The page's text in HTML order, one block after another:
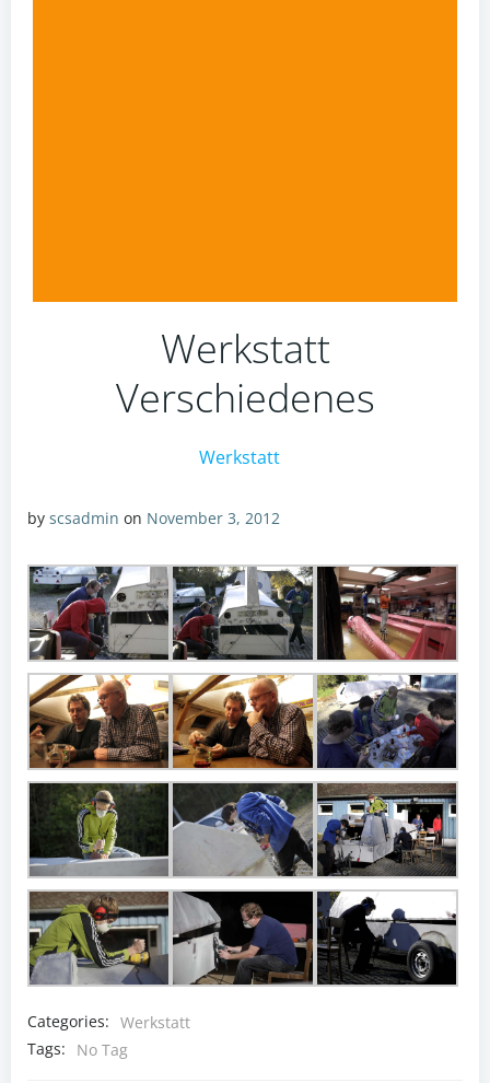
Werkstatt
Verschiedenes
Werkstatt
by scsadmin on November 3, 2012
Categories: Werkstatt
Tags:
No Tag